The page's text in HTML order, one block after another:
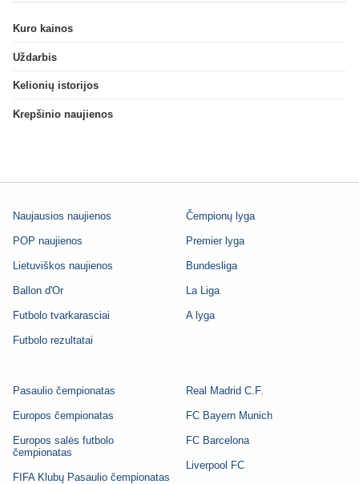
Kuro kainos
Uždarbis
Kelionių istorijos
Krepšinio naujienos
Naujausios naujienos
POP naujienos
Lietuviškos naujienos
Ballon d'Or
Futbolo tvarkarasciai
Futbolo rezultatai
Čempionų lyga
Premier lyga
Bundesliga
La Liga
A lyga
Pasaulio čempionatas
Europos čempionatas
Europos salės futbolo
čempionatas
FIFA Klubų Pasaulio čempionatas
Real Madrid C.F.
FC Bayern Munich
FC Barcelona
Liverpool FC